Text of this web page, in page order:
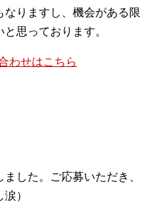
りますし、機会がある限
思っております。
わせはこちら
した。ご応募いただき、
）